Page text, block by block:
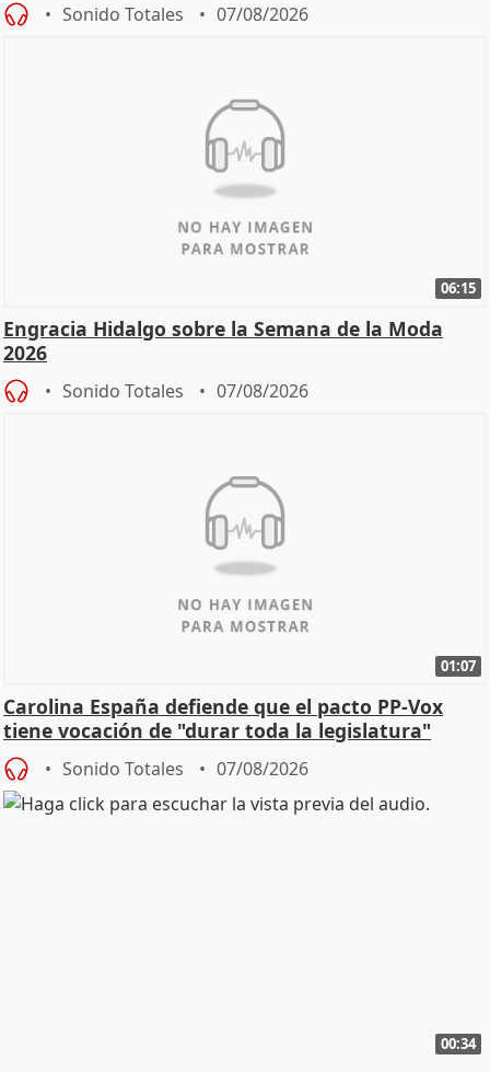
Sonido Totales 07/08/2026
06:15
Engracia Hidalgo sobre la Semana de la Moda
2026
Sonido Totales 07/08/2026
01:07
Carolina España defiende que el pacto PP-Vox
tiene vocación de "durar toda la legislatura"
Sonido Totales 07/08/2026
00:34